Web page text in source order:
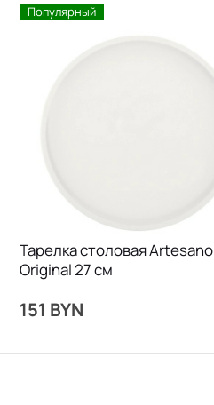
Популярный
Тарелка столовая Artesano
Original 27 см
151 BYN